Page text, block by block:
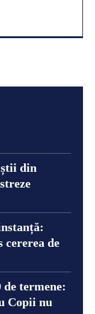
din
cererea de
de termene:
Copii nu